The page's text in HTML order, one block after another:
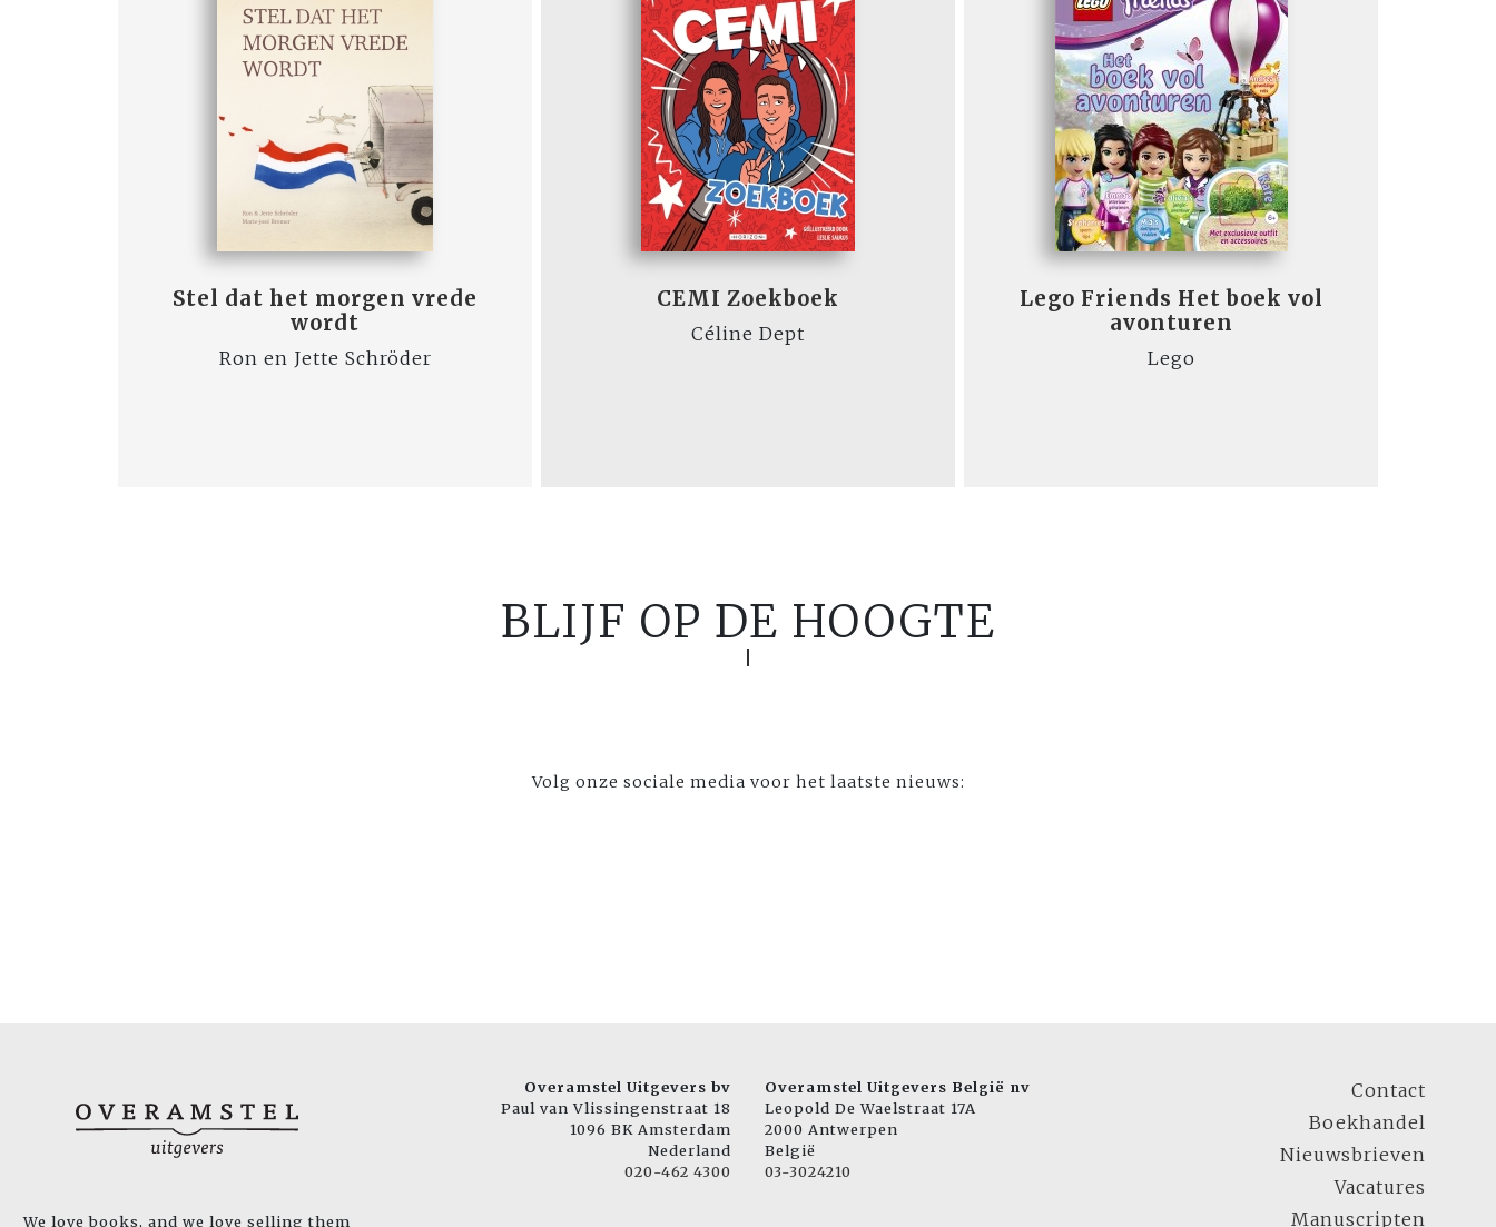
Stel dat het morgen vrede
wordt
Ron en Jette Schröder
CEMI Zoekboek
Céline Dept
Lego Friends Het boek vol
avonturen
Lego
BLIJF OP DE HOOGTE
Volg onze sociale media voor het laatste nieuws:
We love books, and we love selling them
Overamstel Uitgevers bv
Paul van Vlissingenstraat 18
1096 BK Amsterdam
Nederland
020-462 4300
Overamstel Uitgevers België nv
Leopold De Waelstraat 17A
2000 Antwerpen
België
03-3024210
Contact
Boekhandel
Nieuwsbrieven
Vacatures
Manuscripten